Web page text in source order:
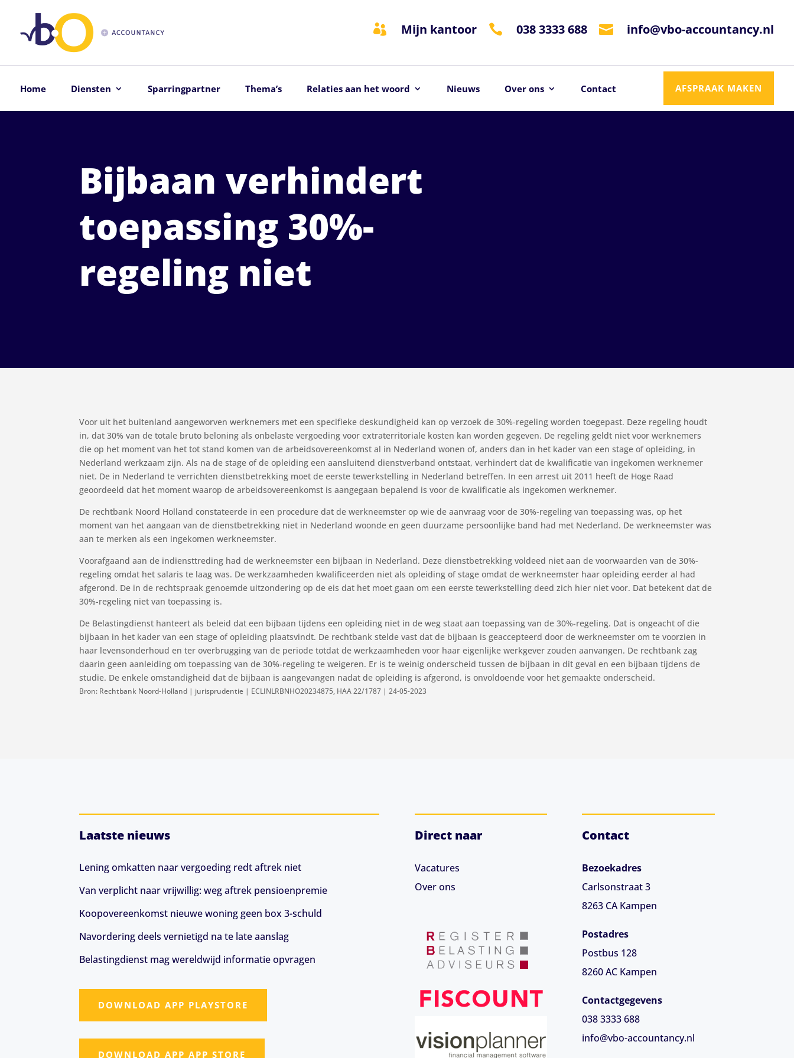
 Mijn kantoor  038 3333 688  info@vbo-accountancy.nl
Home Diensten Sparringpartner Thema’s Relaties aan het woord Nieuws Over ons Contact AFSPRAAK MAKEN
Bijbaan verhindert
toepassing 30%-
regeling niet
Voor uit het buitenland aangeworven werknemers met een specifieke deskundigheid kan op verzoek de 30%-regeling worden toegepast. Deze regeling houdt
in, dat 30% van de totale bruto beloning als onbelaste vergoeding voor extraterritoriale kosten kan worden gegeven. De regeling geldt niet voor werknemers
die op het moment van het tot stand komen van de arbeidsovereenkomst al in Nederland wonen of, anders dan in het kader van een stage of opleiding, in
Nederland werkzaam zijn. Als na de stage of de opleiding een aansluitend dienstverband ontstaat, verhindert dat de kwalificatie van ingekomen werknemer
niet. De in Nederland te verrichten dienstbetrekking moet de eerste tewerkstelling in Nederland betreffen. In een arrest uit 2011 heeft de Hoge Raad
geoordeeld dat het moment waarop de arbeidsovereenkomst is aangegaan bepalend is voor de kwalificatie als ingekomen werknemer.
De rechtbank Noord Holland constateerde in een procedure dat de werkneemster op wie de aanvraag voor de 30%-regeling van toepassing was, op het
moment van het aangaan van de dienstbetrekking niet in Nederland woonde en geen duurzame persoonlijke band had met Nederland. De werkneemster was
aan te merken als een ingekomen werkneemster.
Voorafgaand aan de indiensttreding had de werkneemster een bijbaan in Nederland. Deze dienstbetrekking voldeed niet aan de voorwaarden van de 30%-
regeling omdat het salaris te laag was. De werkzaamheden kwalificeerden niet als opleiding of stage omdat de werkneemster haar opleiding eerder al had
afgerond. De in de rechtspraak genoemde uitzondering op de eis dat het moet gaan om een eerste tewerkstelling deed zich hier niet voor. Dat betekent dat de
30%-regeling niet van toepassing is.
De Belastingdienst hanteert als beleid dat een bijbaan tijdens een opleiding niet in de weg staat aan toepassing van de 30%-regeling. Dat is ongeacht of die
bijbaan in het kader van een stage of opleiding plaatsvindt. De rechtbank stelde vast dat de bijbaan is geaccepteerd door de werkneemster om te voorzien in
haar levensonderhoud en ter overbrugging van de periode totdat de werkzaamheden voor haar eigenlijke werkgever zouden aanvangen. De rechtbank zag
daarin geen aanleiding om toepassing van de 30%-regeling te weigeren. Er is te weinig onderscheid tussen de bijbaan in dit geval en een bijbaan tijdens de
studie. De enkele omstandigheid dat de bijbaan is aangevangen nadat de opleiding is afgerond, is onvoldoende voor het gemaakte onderscheid.
Bron: Rechtbank Noord-Holland | jurisprudentie | ECLINLRBNHO20234875, HAA 22/1787 | 24-05-2023
Laatste nieuws
Lening omkatten naar vergoeding redt aftrek niet
Van verplicht naar vrijwillig: weg aftrek pensioenpremie
Koopovereenkomst nieuwe woning geen box 3-schuld
Navordering deels vernietigd na te late aanslag
Belastingdienst mag wereldwijd informatie opvragen
DOWNLOAD APP PLAYSTORE
DOWNLOAD APP APP STORE
Direct naar
Vacatures
Over ons
Contact
Bezoekadres
Carlsonstraat 3
8263 CA Kampen
Postadres
Postbus 128
8260 AC Kampen
Contactgegevens
038 3333 688
info@vbo-accountancy.nl